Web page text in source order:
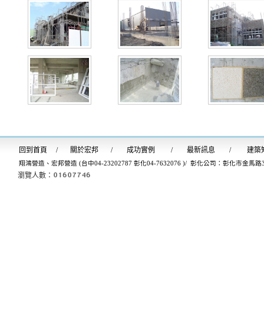
回到首頁 / 關於宏邦 / 成功實例 / 最新訊息 / 建築
翔鴻營造、宏邦營造 (台中04-23202787 彰化04-7632076 )/ 彰化公司：彰化市金馬路
瀏覽人數：